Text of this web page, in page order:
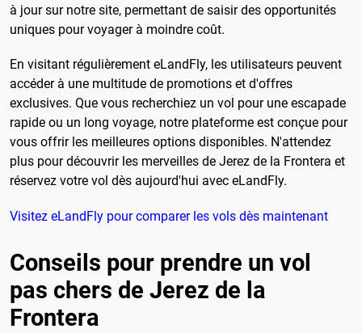
à jour sur notre site, permettant de saisir des opportunités
uniques pour voyager à moindre coût.
En visitant régulièrement eLandFly, les utilisateurs peuvent
accéder à une multitude de promotions et d'offres
exclusives. Que vous recherchiez un vol pour une escapade
rapide ou un long voyage, notre plateforme est conçue pour
vous offrir les meilleures options disponibles. N'attendez
plus pour découvrir les merveilles de Jerez de la Frontera et
réservez votre vol dès aujourd'hui avec eLandFly.
Visitez eLandFly pour comparer les vols dès maintenant
Conseils pour prendre un vol
pas chers de Jerez de la
Frontera